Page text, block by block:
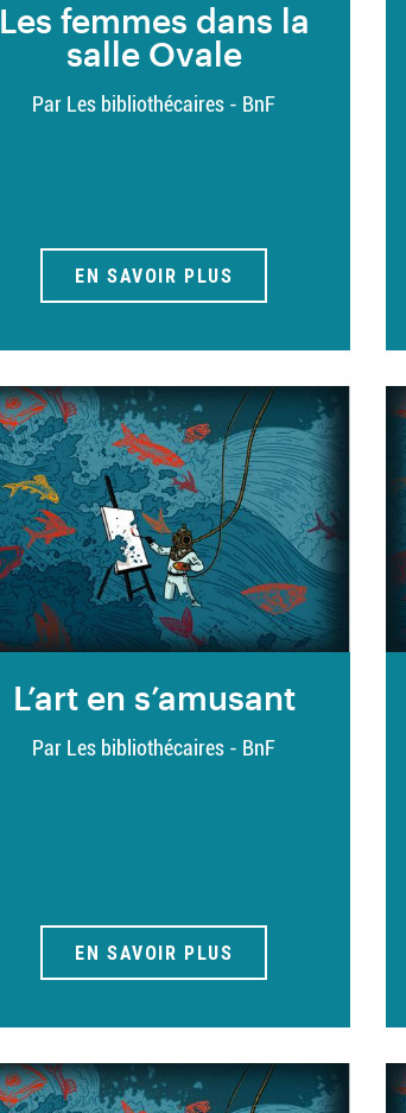
Les femmes dans la
salle Ovale
Par Les bibliothécaires - BnF
EN SAVOIR PLUS
L’art en s’amusant
Par Les bibliothécaires - BnF
EN SAVOIR PLUS